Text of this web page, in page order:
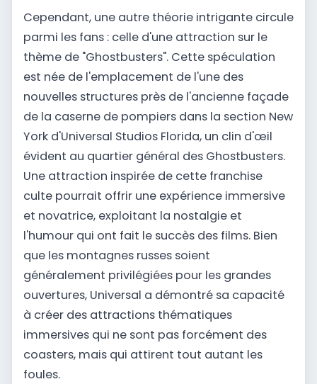
Cependant, une autre théorie intrigante circule
parmi les fans : celle d'une attraction sur le
thème de "Ghostbusters". Cette spéculation
est née de l'emplacement de l'une des
nouvelles structures près de l'ancienne façade
de la caserne de pompiers dans la section New
York d'Universal Studios Florida, un clin d'œil
évident au quartier général des Ghostbusters.
Une attraction inspirée de cette franchise
culte pourrait offrir une expérience immersive
et novatrice, exploitant la nostalgie et
l'humour qui ont fait le succès des films. Bien
que les montagnes russes soient
généralement privilégiées pour les grandes
ouvertures, Universal a démontré sa capacité
à créer des attractions thématiques
immersives qui ne sont pas forcément des
coasters, mais qui attirent tout autant les
foules.